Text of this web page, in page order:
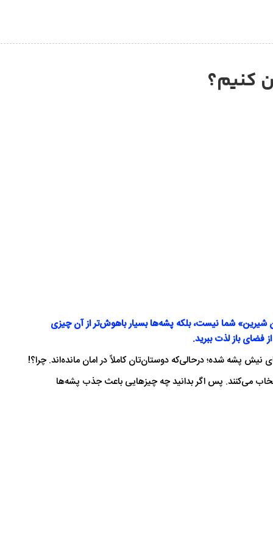
کنیم؟
شیرین» شما نیست، بلکه پشه‌ها بسیار باهوش‌تر از آن چیزی
نیش پشه شده؛ درحالی‌که دوستان‌تان کاملاً در امان مانده‌اند. چرا؟!
می‌کنند. پس اگر بدانید چه چیزهایی باعث جذب پشه‌ها